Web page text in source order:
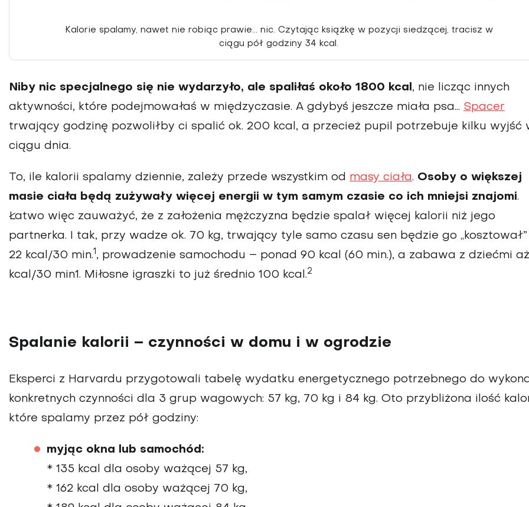
Kalorie spalamy, nawet nie robiąc prawie... nic. Czytając książkę w pozycji siedzącej, tracisz w
ciągu pół godziny 34 kcal.
Niby nic specjalnego się nie wydarzyło, ale spaliłaś około 1800 kcal , nie licząc innych
aktywności, które podejmowałaś w międzyczasie. A gdybyś jeszcze miała psa… Spacer
trwający godzinę pozwoliłby ci spalić ok. 200 kcal, a przecież pupil potrzebuje kilku wyjść
ciągu dnia.
To, ile kalorii spalamy dziennie, zależy przede wszystkim od masy ciała. Osoby o większej
masie ciała będą zużywały więcej energii w tym samym czasie co ich mniejsi znajomi.
Łatwo więc zauważyć, że z założenia mężczyzna będzie spalał więcej kalorii niż jego
partnerka. I tak, przy wadze ok. 70 kg, trwający tyle samo czasu sen będzie go „kosztował”
22 kcal/30 min.1 , prowadzenie samochodu – ponad 90 kcal (60 min.), a zabawa z dziećmi aż
kcal/30 min1. Miłosne igraszki to już średnio 100 kcal.2
Spalanie kalorii – czynności w domu i w ogrodzie
Eksperci z Harvardu przygotowali tabelę wydatku energetycznego potrzebnego do
konkretnych czynności dla 3 grup wagowych: 57 kg, 70 kg i 84 kg. Oto przybliżona ilość
które spalamy przez pół godziny:
myjąc okna lub samochód:
* 135 kcal dla osoby ważącej 57 kg,
* 162 kcal dla osoby ważącej 70 kg,